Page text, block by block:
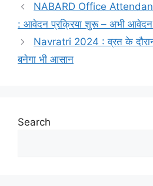
NABARD Office
: आवेदन प्रक्रिया शुरू – अभी
Navratri 2024 : व्रत के
बनेगा भी आसान
Search